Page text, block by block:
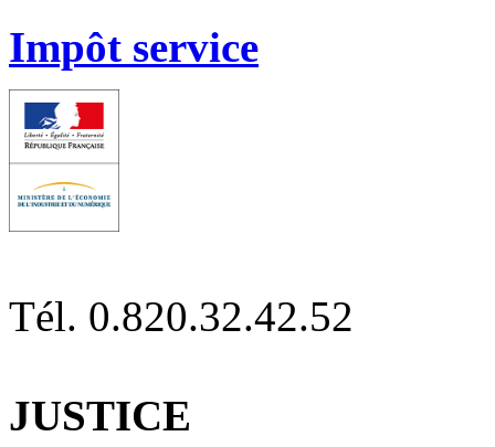
Impôt service
Tél. 0.820.32.42.52
JUSTICE